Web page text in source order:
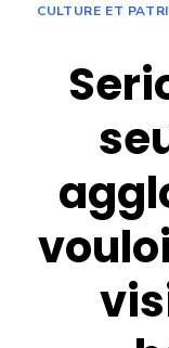
CULTURE ET